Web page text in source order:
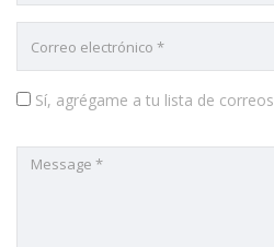
Sí, agrégame a tu lista de correos